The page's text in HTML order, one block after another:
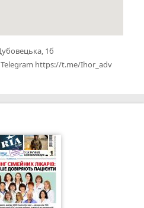
1б
Telegram https://t.me/Ihor_adv